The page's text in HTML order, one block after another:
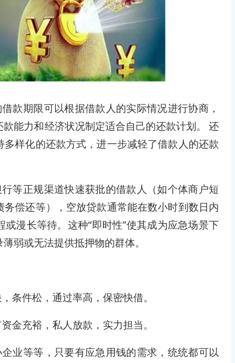
款期限可以根据借款人的实际情况进行协商，
能力和经济状况制定适合自己的还款计划。 还
样化的还款方式，进一步减轻了借款人的还款
等正规渠道快速获批的借款人（如个体商户短
偿还等），空放贷款通常能在数小时到数日内
漫长等待。这种“即时性”使其成为应急场景下
弱或无法提供抵押物的群体。
条件松，通过率高，保密快借。
金充裕，私人放款，实力担当。
业等等，只要有应急用钱的需求，统统都可以